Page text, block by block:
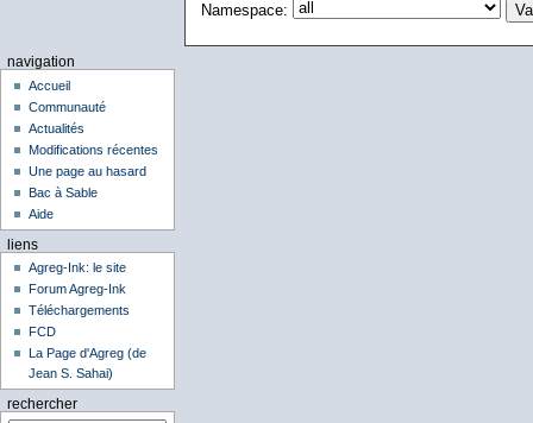
Namespace:
navigation
Accueil
Communauté
Actualités
Modifications récentes
Une page au hasard
Bac à Sable
Aide
liens
Agreg-Ink: le site
Forum Agreg-Ink
Téléchargements
FCD
La Page d'Agreg (de
Jean S. Sahai)
rechercher